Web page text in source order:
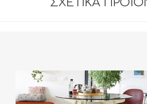
ΣΧΕΤΙΚΆ